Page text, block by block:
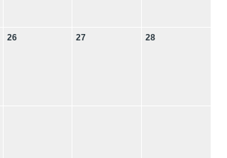
26 27 28